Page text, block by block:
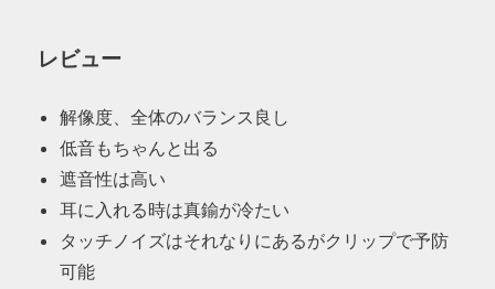
レビュー
解像度、全体のバランス良し
低音もちゃんと出る
遮音性は高い
耳に入れる時は真鍮が冷たい
タッチノイズはそれなりにあるがクリップで予防
可能